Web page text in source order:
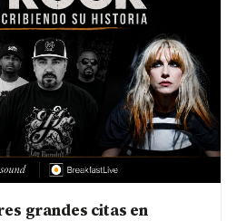
grandes citas en